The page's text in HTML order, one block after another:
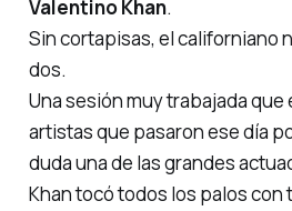
Valentino Khan.
Sin cortapisas, el californiano
dos.
Una sesión muy trabajada
artistas que pasaron ese día
duda una de las grandes
Khantocó todos los paloscon